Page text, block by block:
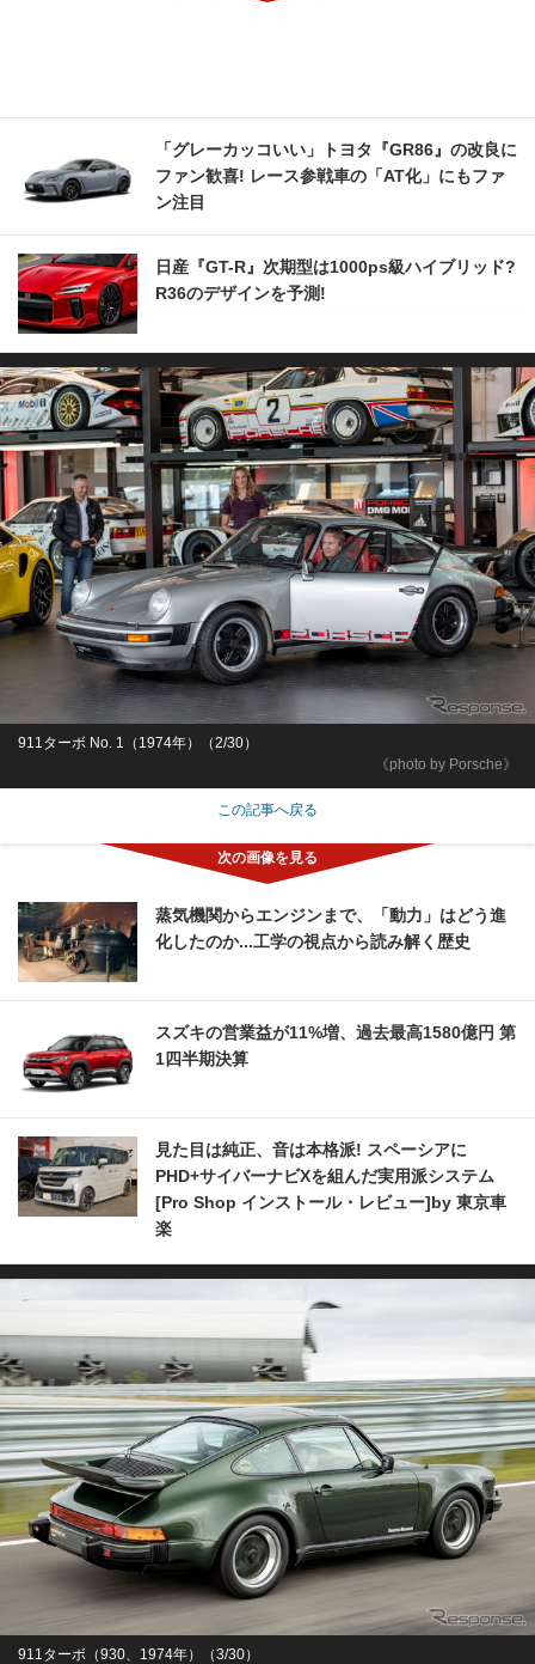
「グレーカッコいい」トヨタ『GR86』の改良に
ファン歓喜! レース参戦車の「AT化」にもファ
ン注目
日産『GT-R』次期型は1000ps級ハイブリッド?
R36のデザインを予測!
《photo by Porsche》
911ターボ No. 1（1974年）（2/30）
この記事へ戻る
蒸気機関からエンジンまで、「動力」はどう進
化したのか...工学の視点から読み解く歴史
スズキの営業益が11%増、過去最高1580億円 第
1四半期決算
見た目は純正、音は本格派! スペーシアに
PHD+サイバーナビXを組んだ実用派システム
[Pro Shop インストール・レビュー]by 東京車
楽
911ターボ（930、1974年）（3/30）